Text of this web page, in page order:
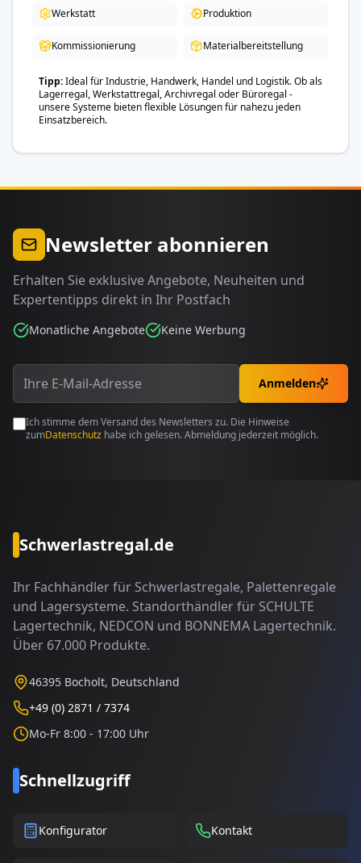
Werkstatt Produktion
Kommissionierung Materialbereitstellung
Tipp Ideal für Industrie, Handwerk, Handel und Logistik. Ob als
Lagerregal, Werkstattregal, Archivregal oder Büroregal -
unsere Systeme bieten flexible Lösungen für nahezu jeden
Einsatzbereich.
Newsletter abonnieren
Erhalten Sie exklusive Angebote, Neuheiten und
Expertentipps direkt in Ihr Postfach
Monatliche Angebote Keine Werbung
Anmelden
Ich stimme dem Versand des Newsletters zu. Die Hinweise
zumDatenschutz habe ich gelesen. Abmeldung jederzeit möglich.
Schwerlastregal.de
Ihr Fachhändler für Schwerlastregale, Palettenregale
und Lagersysteme. Standorthändler für SCHULTE
Lagertechnik, NEDCON und BONNEMA Lagertechnik.
Über 67.000 Produkte.
46395 Bocholt, Deutschland
+49 (0) 2871 / 7374
Mo-Fr 8:00 - 17:00 Uhr
Schnellzugriff
Konfigurator Kontakt